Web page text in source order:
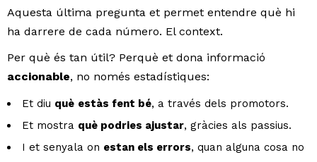
Aquesta última pregunta et permet entendre què hi
ha darrere de cada número. El context.
Per què és tan útil? Perquè et dona informació
accionable, no només estadístiques:
Et diu què estàs fent bé, a través dels promotors.
Et mostra què podries ajustar, gràcies als passius.
I et senyala on estan els errors, quan alguna cosa no